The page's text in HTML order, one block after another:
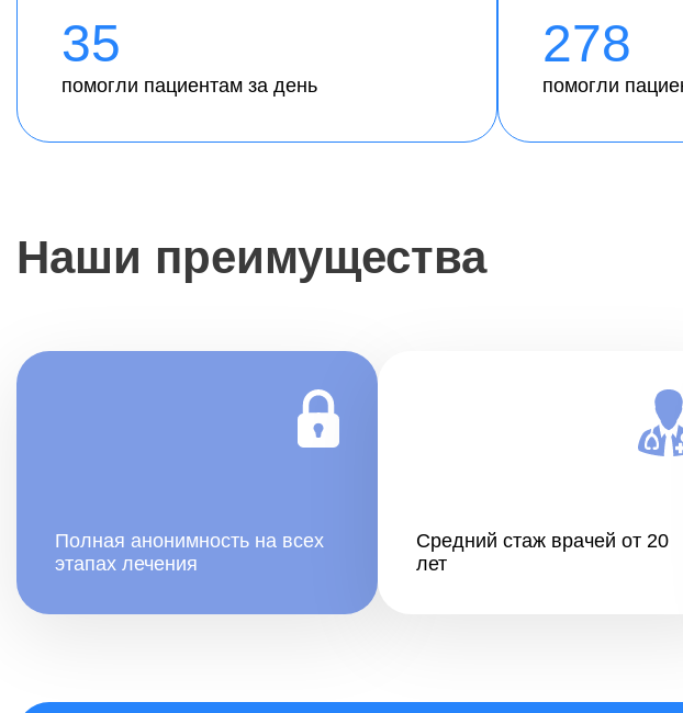
35
помогли пациентам за день
278
помогли
Наши преимущества
Полная анонимность на всех
этапах лечения
Средний стаж врачей от 20
лет